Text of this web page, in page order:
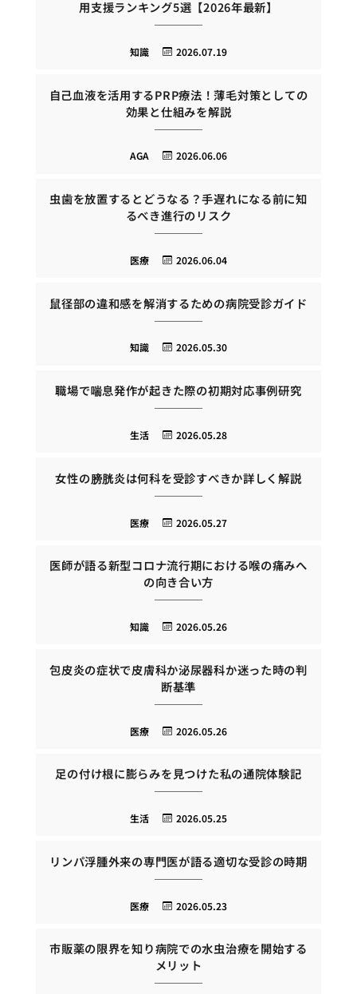
用支援ランキング5選【2026年最新】
2026.07.19
知識
自己血液を活用するPRP療法！薄毛対策としての
効果と仕組みを解説
2026.06.06
AGA
虫歯を放置するとどうなる？手遅れになる前に知
るべき進行のリスク
2026.06.04
医療
鼠径部の違和感を解消するための病院受診ガイド
2026.05.30
知識
職場で喘息発作が起きた際の初期対応事例研究
2026.05.28
生活
女性の膀胱炎は何科を受診すべきか詳しく解説
2026.05.27
医療
医師が語る新型コロナ流行期における喉の痛みへ
の向き合い方
2026.05.26
知識
包皮炎の症状で皮膚科か泌尿器科か迷った時の判
断基準
2026.05.26
医療
足の付け根に膨らみを見つけた私の通院体験記
2026.05.25
生活
リンパ浮腫外来の専門医が語る適切な受診の時期
2026.05.23
医療
市販薬の限界を知り病院での水虫治療を開始する
メリット